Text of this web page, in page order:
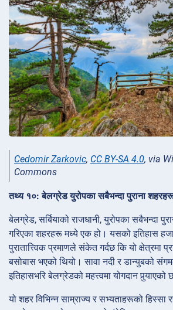
Cedomir Zarkovic, CC BY-SA 4.0, via
Commons
तथ्य १०: बेलग्रेड युरोपका सबैभन्दा पुराना
बेलग्रेड, सर्बियाको राजधानी, युरोपका सबैभन्दा
गरिएका शहरहरू मध्ये एक हो। यसको इतिहास
पुरातात्त्विक प्रमाणले संकेत गर्दछ कि यो क्षेत्रमा
बसोबास भएको थियो। सावा नदी र डान्युबको
इतिहासभरि बेलग्रेडको महत्त्वमा योगदान पुर्‍याएको
यो शहर विभिन्न साम्राज्य र सभ्यताहरूको हिस्सा